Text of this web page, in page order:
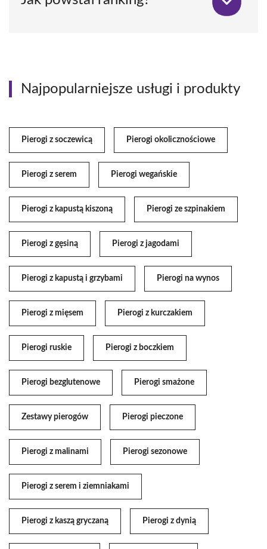
Najpopularniejsze usługi i produkty
Pierogi z soczewicą Pierogi okolicznościowe
Pierogi z serem Pierogi wegańskie
Pierogi z kapustą kiszoną Pierogi ze szpinakiem
Pierogi z gęsiną Pierogi z jagodami
Pierogi z kapustą i grzybami Pierogi na wynos
Pierogi z mięsem Pierogi z kurczakiem
Pierogi ruskie Pierogi z boczkiem
Pierogi bezglutenowe Pierogi smażone
Zestawy pierogów Pierogi pieczone
Pierogi z malinami Pierogi sezonowe
Pierogi z serem i ziemniakami
Pierogi z kaszą gryczaną Pierogi z dynią